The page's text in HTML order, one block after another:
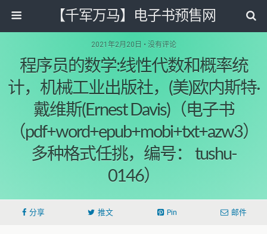
【千军万马】电子书预售网
2021年2月20日 • 没有评论
程序员的数学:线性代数和概率统
计，机械工业出版社，(美)欧内斯特·
戴维斯(Ernest Davis)（电子书
（pdf+word+epub+mobi+txt+azw3）
多种格式任挑，编号： tushu-
0146）
分享 推文 Pin 邮件